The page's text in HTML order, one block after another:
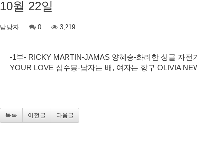
10월 22일
담당자 0 3,219
-1부- RICKY MARTIN-JAMAS 양혜승-화려한 싱글 자
YOUR LOVE 심수봉-남자는 배, 여자는 항구 OLIVIA
목록 이전글 다음글